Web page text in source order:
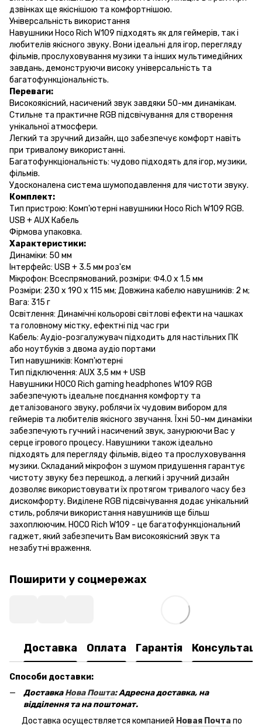
дзвінках ще якіснішою та комфортнішою.
Універсальність використання
Навушники Hoco Rich W109 підходять як для геймерів, так і
любителів якісного звуку. Вони ідеальні для ігор, перегляду
фільмів, прослуховування музики та інших мультимедійних
завдань, демонструючи високу універсальність та
багатофункціональність.
Переваги:
Високоякісний, насичений звук завдяки 50-мм динамікам.
Стильне та практичне RGB підсвічування для створення
унікальної атмосфери.
Легкий та зручний дизайн, що забезпечує комфорт навіть
при тривалому використанні.
Багатофункціональність: чудово підходять для ігор, музики,
фільмів.
Удосконалена система шумоподавлення для чистоти звуку.
Комплект:
Тип пристрою: Комп'ютерні навушники Hoco Rich W109 RGB.
USB + AUX Кабель
Фірмова упаковка.
Характеристики:
Динаміки: 50 мм
Інтерфейс: USB + 3.5 мм роз'єм
Мікрофон: Всеспрямований, розміри: Φ4.0 x 1.5 мм
Розміри: 230 x 190 x 115 мм; Довжина кабелю навушників: 2 м;
Вага: 315 г
Освітлення: Динамічні кольорові світлові ефекти на чашках
та головному містку, ефектні під час гри
Кабель: Аудіо-розгалужувач підходить для настільних ПК
або ноутбуків з двома аудіо портами
Тип навушників: Комп'ютерні
Тип підключення: AUX 3,5 мм + USB
Навушники HOCO Rich gaming headphones W109 RGB
забезпечують ідеальне поєднання комфорту та
деталізованого звуку, роблячи їх чудовим вибором для
геймерів та любителів якісного звучання. Їхні 50-мм динаміки
забезпечують гучний і насичений звук, занурюючи Вас у
серце ігрового процесу. Навушники також ідеально
підходять для перегляду фільмів, відео та прослуховування
музики. Складаний мікрофон з шумом придушення гарантує
чистоту звуку без перешкод, а легкий і зручний дизайн
дозволяє використовувати їх протягом тривалого часу без
дискомфорту. Виділене RGB підсвічування додає унікальний
стиль, роблячи використання навушників ще більш
захоплюючим. HOCO Rich W109 - це багатофункціональний
гаджет, який забезпечить Вам високоякісний звук та
незабутні враження.
Поширити у соцмережах
Доставка Оплата Гарантія
Способи доставки:
ДоставкаНова Пошта: Адресна доставка, на
відділення та на поштомат.
Доставка осуществляется компанией Новая Почта по